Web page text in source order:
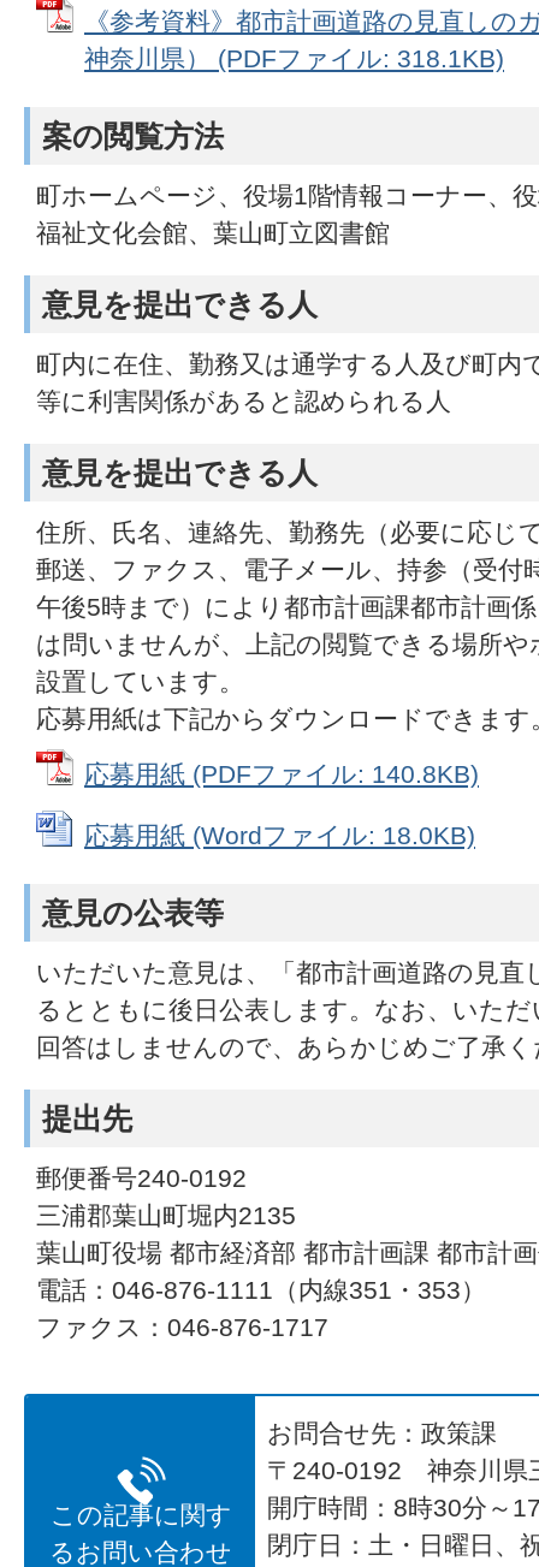
《参考資料》都市計画道路の見直しの
神奈川県） (PDFファイル: 318.1KB)
案の閲覧方法
町ホームページ、役場1階情報コーナー、
福祉文化会館、葉山町立図書館
意見を提出できる人
町内に在住、勤務又は通学する人及び町内
等に利害関係があると認められる人
意見を提出できる人
住所、氏名、連絡先、勤務先（必要に応じ
郵送、ファクス、電子メール、持参（受付
午後5時まで）により都市計画課都市計画
は問いませんが、上記の閲覧できる場所
設置しています。
応募用紙は下記からダウンロードできます
応募用紙 (PDFファイル: 140.8KB)
応募用紙 (Wordファイル: 18.0KB)
意見の公表等
いただいた意見は、「都市計画道路の見直
るとともに後日公表します。なお、いた
回答はしませんので、あらかじめご了承
提出先
郵便番号240-0192
三浦郡葉山町堀内2135
葉山町役場 都市経済部 都市計画課 都市計
電話：046-876-1111（内線351・353）
ファクス：046-876-1717
この記事に関す
るお問い合わせ
お問合せ先：政策課
〒240-0192 神奈川県
開庁時間：8時30分～
閉庁日：土・日曜日、